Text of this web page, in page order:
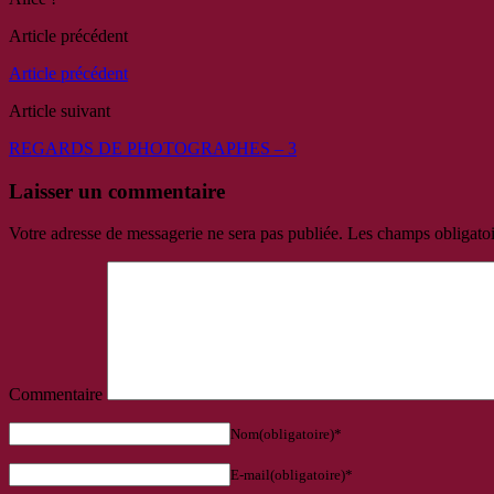
Article précédent
Article précédent
Article suivant
REGARDS DE PHOTOGRAPHES – 3
Laisser un commentaire
Votre adresse de messagerie ne sera pas publiée. Les champs
Commentaire
Nom(obligatoire)*
E-mail(obligatoire)*